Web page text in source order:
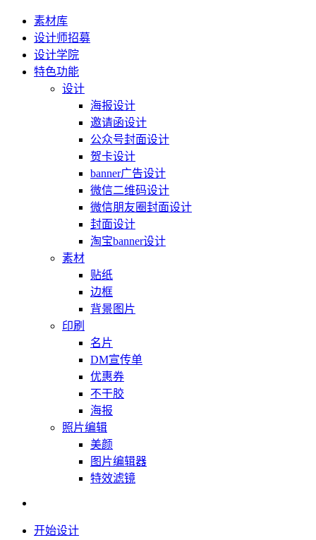
素材库
设计师招募
设计学院
特色功能
设计
海报设计
邀请函设计
公众号封面设计
贺卡设计
banner广告设计
微信二维码设计
微信朋友圈封面设计
封面设计
淘宝banner设计
素材
贴纸
边框
背景图片
印刷
名片
DM宣传单
优惠券
不干胶
海报
照片编辑
美颜
图片编辑器
特效滤镜
开始设计